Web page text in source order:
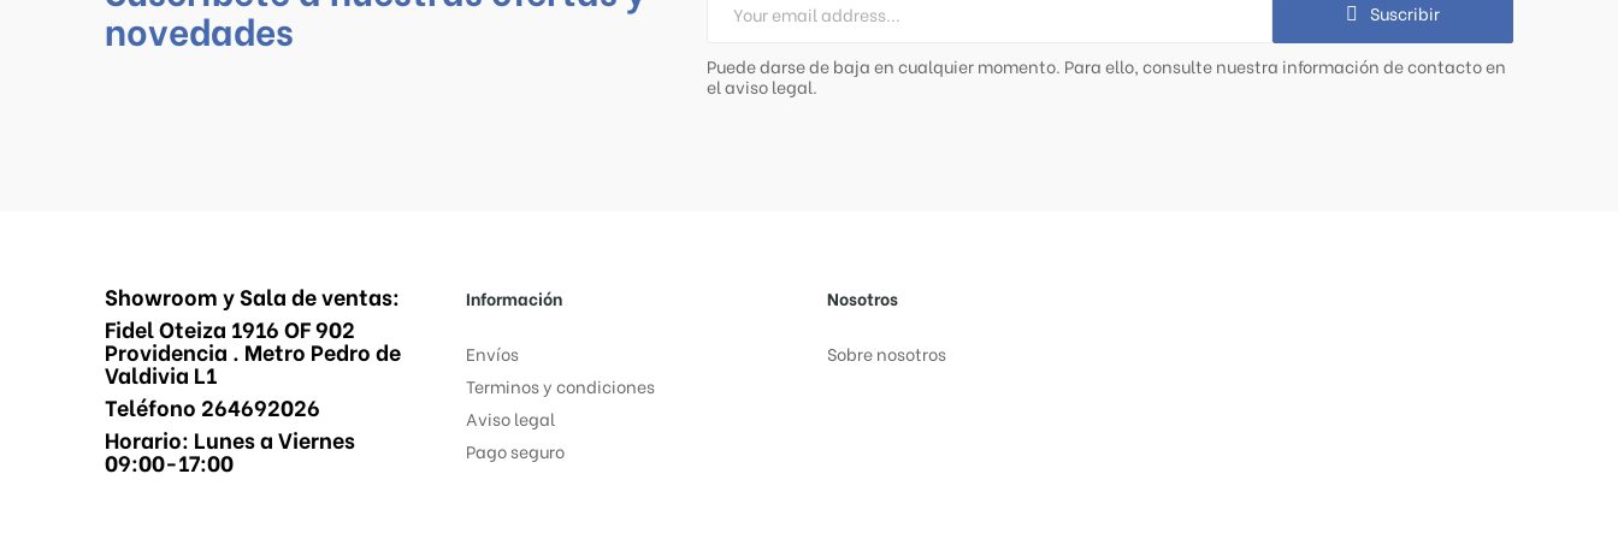
novedades Suscribir
Puede darse de baja en cualquier momento. Para ello, consulte nuestra información de contacto en
el aviso legal.
Showroom y Sala de ventas:
Fidel Oteiza 1916 OF 902
Providencia . Metro Pedro de
Valdivia L1
Teléfono 264692026
Horario: Lunes a Viernes
09:00-17:00
Información
Envíos
Terminos y condiciones
Aviso legal
Pago seguro
Nosotros
Sobre nosotros